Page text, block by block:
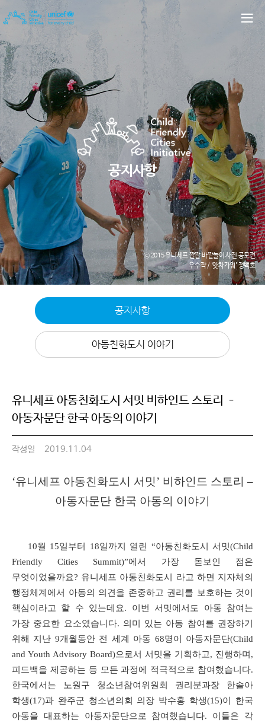
공지사항
ⓒ 2015 유니세프 깔깔 바깥놀이 사진 공모전
우수작 / '앗차가워' 정백호
공지사항
아동친화도시 이야기
유니세프 아동친화도시 서밋 비하인드 스토리 –
아동자문단 한국 아동의 이야기
작성일 2019.11.04
‘유니세프 아동친화도시 서밋’ 비하인드 스토리–
아동자문단 한국 아동의 이야기
10월 15일부터 18일까지 열린 “아동친화도시 서밋(Child
Friendly Cities Summit)”에서 가장 돋보인 점은
무엇이었을까요? 유니세프 아동친화도시 라고 하면 지자체의
행정체계에서 아동의 의견을 존중하고 권리를 보호하는 것이
핵심이라고 할 수 있는데요. 이번 서밋에서도 아동 참여는
가장 중요한 요소였습니다. 의미 있는 아동 참여를 권장하기
위해 지난 9개월동안 전 세계 아동 68명이 아동자문단(Child
and Youth Advisory Board)으로서 서밋을 기획하고, 진행하며 ,
피드백을 제공하는 등 모든 과정에 적극적으로 참여했습니다.
한국에서는 노원구 청소년참여위원회 권리분과장 한솔아
학생(17)과 완주군 청소년의회 의장 박수홍 학생(15)이 한국
아동을 대표하는 아동자문단으로 참여했습니다. 이들은 각